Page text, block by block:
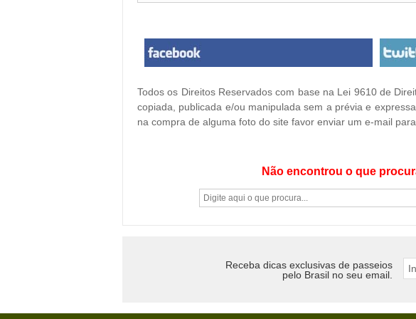
Todos os Direitos Reservados com base na Lei 9610 de
copiada, publicada e/ou manipulada sem a prévia e
na compra de alguma foto do site favor enviar um e-mail para
Não encontrou o que
Receba dicas exclusivas de passeios
pelo Brasil no seu email.